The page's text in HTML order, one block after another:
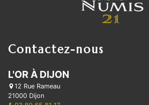
Contactez-nous
L'OR À DIJON
12 Rue Rameau
21000 Dijon